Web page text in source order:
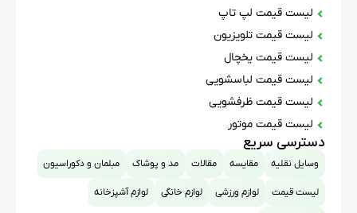
لیست قیمت لپ تاپ
لیست قیمت تلویزیون
لیست قیمت یخچال
لیست قیمت لباسشویی
لیست قیمت ظرفشویی
لیست قیمت موتور
دسترسی سریع
وسایل نقلیه مقایسه مقالات مد و پوشاک مبلمان و دکوراسیون
لیست قیمت لوازم ورزشی لوازم خانگی لوازم آشپزخانه